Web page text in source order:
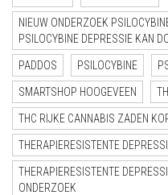
NIEUW ONDERZOEK
PSILOCYBINE DEPRESSIE KAN
PADDOS PSILOCYBINE
SMARTSHOP HOOGEVEEN
THC RIJKE CANNABIS ZADEN
THERAPIERESISTENTE
THERAPIERESISTENTE
ONDERZOEK